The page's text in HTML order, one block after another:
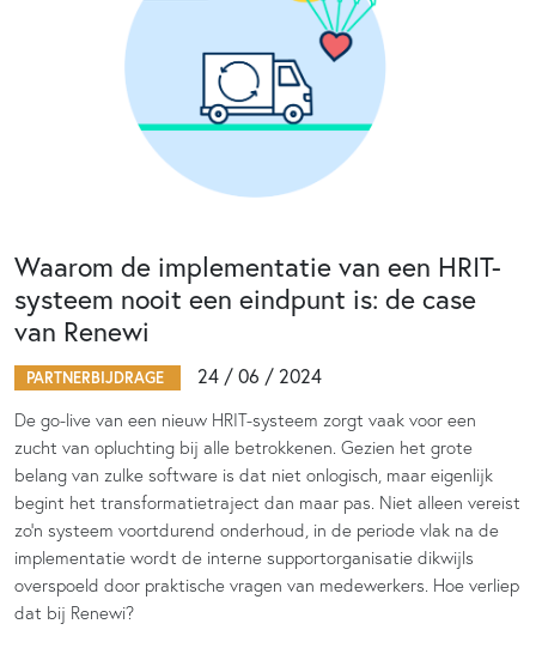
Waarom de implementatie van een HRIT-
systeem nooit een eindpunt is: de case
van Renewi
PARTNERBIJDRAGE 24 / 06 / 2024
De go-live van een nieuw HRIT-systeem zorgt vaak voor een
zucht van opluchting bij alle betrokkenen. Gezien het grote
belang van zulke software is dat niet onlogisch, maar eigenlijk
begint het transformatietraject dan maar pas. Niet alleen vereist
zo’n systeem voortdurend onderhoud, in de periode vlak na de
implementatie wordt de interne supportorganisatie dikwijls
overspoeld door praktische vragen van medewerkers. Hoe verliep
dat bij Renewi?